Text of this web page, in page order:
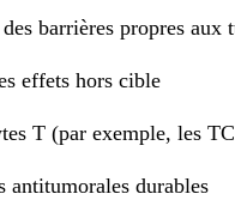
barrières propres aux
effets hors cible
T (par exemple, les
antitumorales durables